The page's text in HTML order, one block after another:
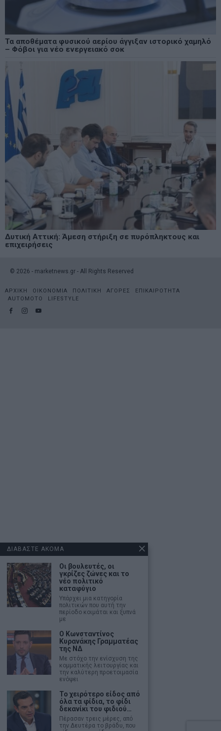
Τα αποθέματα φυσικού αερίου άγγιξαν ιστορικό χαμηλό
– Φόβοι για νέο ενεργειακό σοκ
Δυτική Αττική: Άμεση στήριξη σε πυρόπληκτους και
επιχειρήσεις
© 2026 - marketnews.gr - All Rights Reserved
ΑΡΧΙΚΗ ΟΙΚΟΝΟΜΙΑ ΠΟΛΙΤΙΚΗ ΑΓΟΡΕΣ
ΕΠΙΚΑΙΡΟΤΗΤΑ
AUTOMOTO
LIFESTYLE
ΔΙΑΒΑΣΤΕ ΑΚΟΜΑ
Οι βουλευτές, οι
γκρίζες ζώνες και το
νέο πολιτικό
καταφύγιο
Υπάρχει μια κατηγορία
πολιτικών που αυτή την
περίοδο κοιμάται και ξυπνά
με
Ο Κωνσταντίνος
Κυρανάκης Γραμματέας
της ΝΔ
Με στόχο την ενίσχυση της
κομματικής λειτουργίας και
την καλύτερη προετοιμασία
ενόψει
Το χειρότερο είδος από
όλα τα φίδια, το φίδι
δεκανίκι του φιδιού…
Πέρασαν τρεις μέρες, από
την Δευτέρα το βράδυ, που